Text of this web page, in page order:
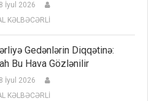
İyul 2026
KƏLBƏCƏRLİ
Gedənlərin Diqqətinə:
Bu Hava Gözlənilir
İyul 2026
KƏLBƏCƏRLİ